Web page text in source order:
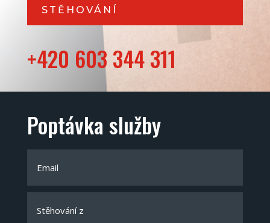
STĚHOVÁNÍ
+420 603 344 311
Poptávka služby